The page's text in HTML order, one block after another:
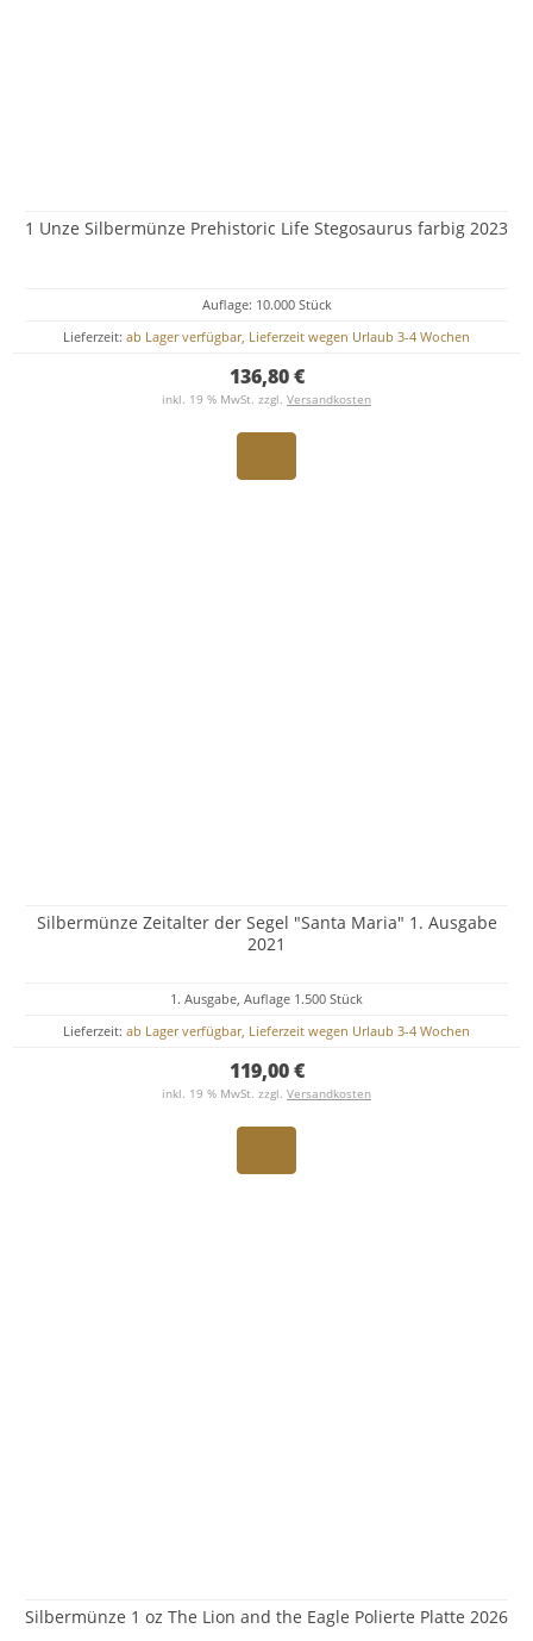
1 Unze Silbermünze Prehistoric Life Stegosaurus farbig 2023
Auflage: 10.000 Stück
Lieferzeit: ab Lager verfügbar, Lieferzeit wegen Urlaub 3-4 Wochen
136,80 €
inkl. 19 % MwSt. zzgl. Versandkosten
Silbermünze Zeitalter der Segel "Santa Maria" 1. Ausgabe
2021
1. Ausgabe, Auflage 1.500 Stück
Lieferzeit: ab Lager verfügbar, Lieferzeit wegen Urlaub 3-4 Wochen
119,00 €
inkl. 19 % MwSt. zzgl. Versandkosten
Silbermünze 1 oz The Lion and the Eagle Polierte Platte 2026